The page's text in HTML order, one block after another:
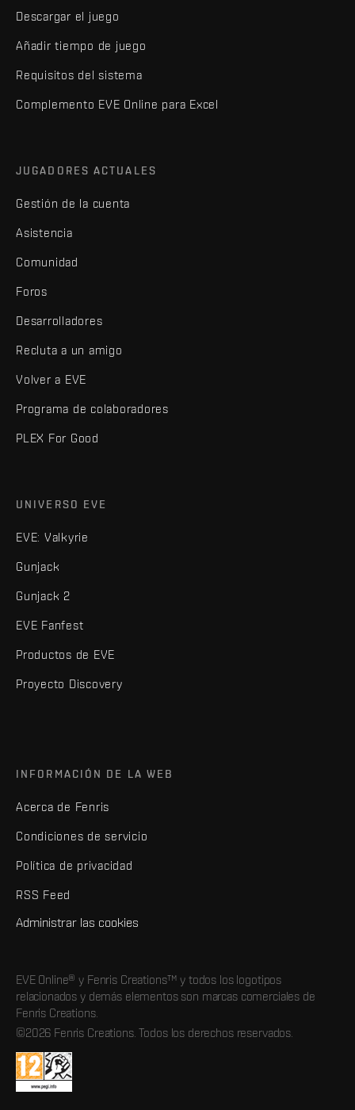
Descargar el juego
Añadir tiempo de juego
Requisitos del sistema
Complemento EVE Online para Excel
JUGADORES ACTUALES
Gestión de la cuenta
Asistencia
Comunidad
Foros
Desarrolladores
Recluta a un amigo
Volver a EVE
Programa de colaboradores
PLEX For Good
UNIVERSO EVE
EVE: Valkyrie
Gunjack
Gunjack 2
EVE Fanfest
Productos de EVE
Proyecto Discovery
INFORMACIÓN DE LA WEB
Acerca de Fenris
Condiciones de servicio
Política de privacidad
RSS Feed
Administrar las cookies
EVE Online® y Fenris Creations™ y todos los logotipos
relacionados y demás elementos son marcas comerciales de
Fenris Creations.
©2026 Fenris Creations. Todos los derechos reservados.